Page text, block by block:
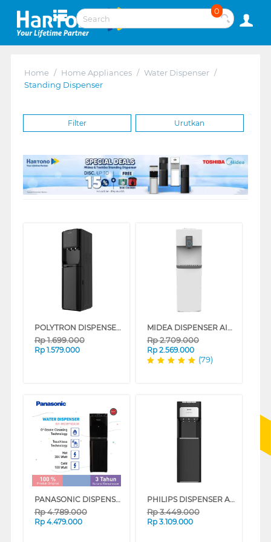
0
Home / Home Appliances / Water Dispenser /
Standing Dispenser
Filter Urutkan
POLYTRON DISPENSER AIR BERDIRI GALON BAWAH STANDING DISPENSER PWC500X
Rp1.699.000
Rp 1.579.000
MIDEA DISPENSER AIR BERDIRI GALON BAWAH STANDING DISPENSER YL2036S
Rp2.709.000
Rp 2.569.000
(79)
PANASONIC DISPENSER AIR BERDIRI GALON BAWAH STANDING DISPENSER NY-WDB91DASK
Rp4.789.000
Rp 4.479.000
PHILIPS DISPENSER AIR BERDIRI STANDING DISPENSER ADD4970BLACK
Rp3.449.000
Rp 3.109.000